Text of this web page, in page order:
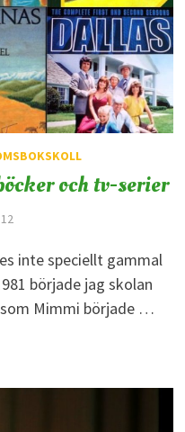
och tv-serier
12
inte speciellt gammal
började jag skolan
Mimmi började …